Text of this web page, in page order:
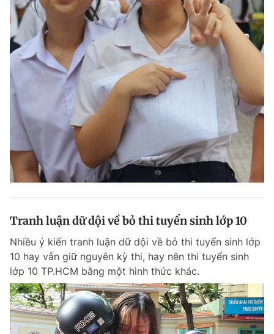
Thông tin tòa soạn Liên hệ quảng cáo
Đọc Thanh Niên trên điện thoại
Theo dõi báo trên
Hotline Liên hệ quảng cáo
Đặt báo Quảng cáo RSS Tòa soạn
Tổng biên tập: Nguyễn Ngọc Toàn
Phó tổng biên tập thường trực: Hải Thành
Phó tổng biên tập: Lâm Hiếu Dũng
Phó tổng biên tập: Trần Việt Hưng
Tranh luận dữ dội về bỏ thi tuyển sinh lớp 10
Nhiều ý kiến tranh luận dữ dội về bỏ thi tuyển sinh lớp
10 hay vẫn giữ nguyên kỳ thi, hay nên thi tuyển sinh
lớp 10 TP.HCM bằng một hình thức khác.